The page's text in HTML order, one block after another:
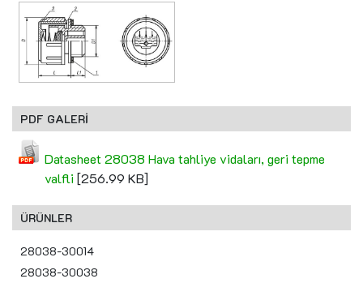
PDF GALERİ
Datasheet 28038 Hava tahliye vidaları, geri tepme
valfli [256.99 KB]
ÜRÜNLER
28038-30014
28038-30038